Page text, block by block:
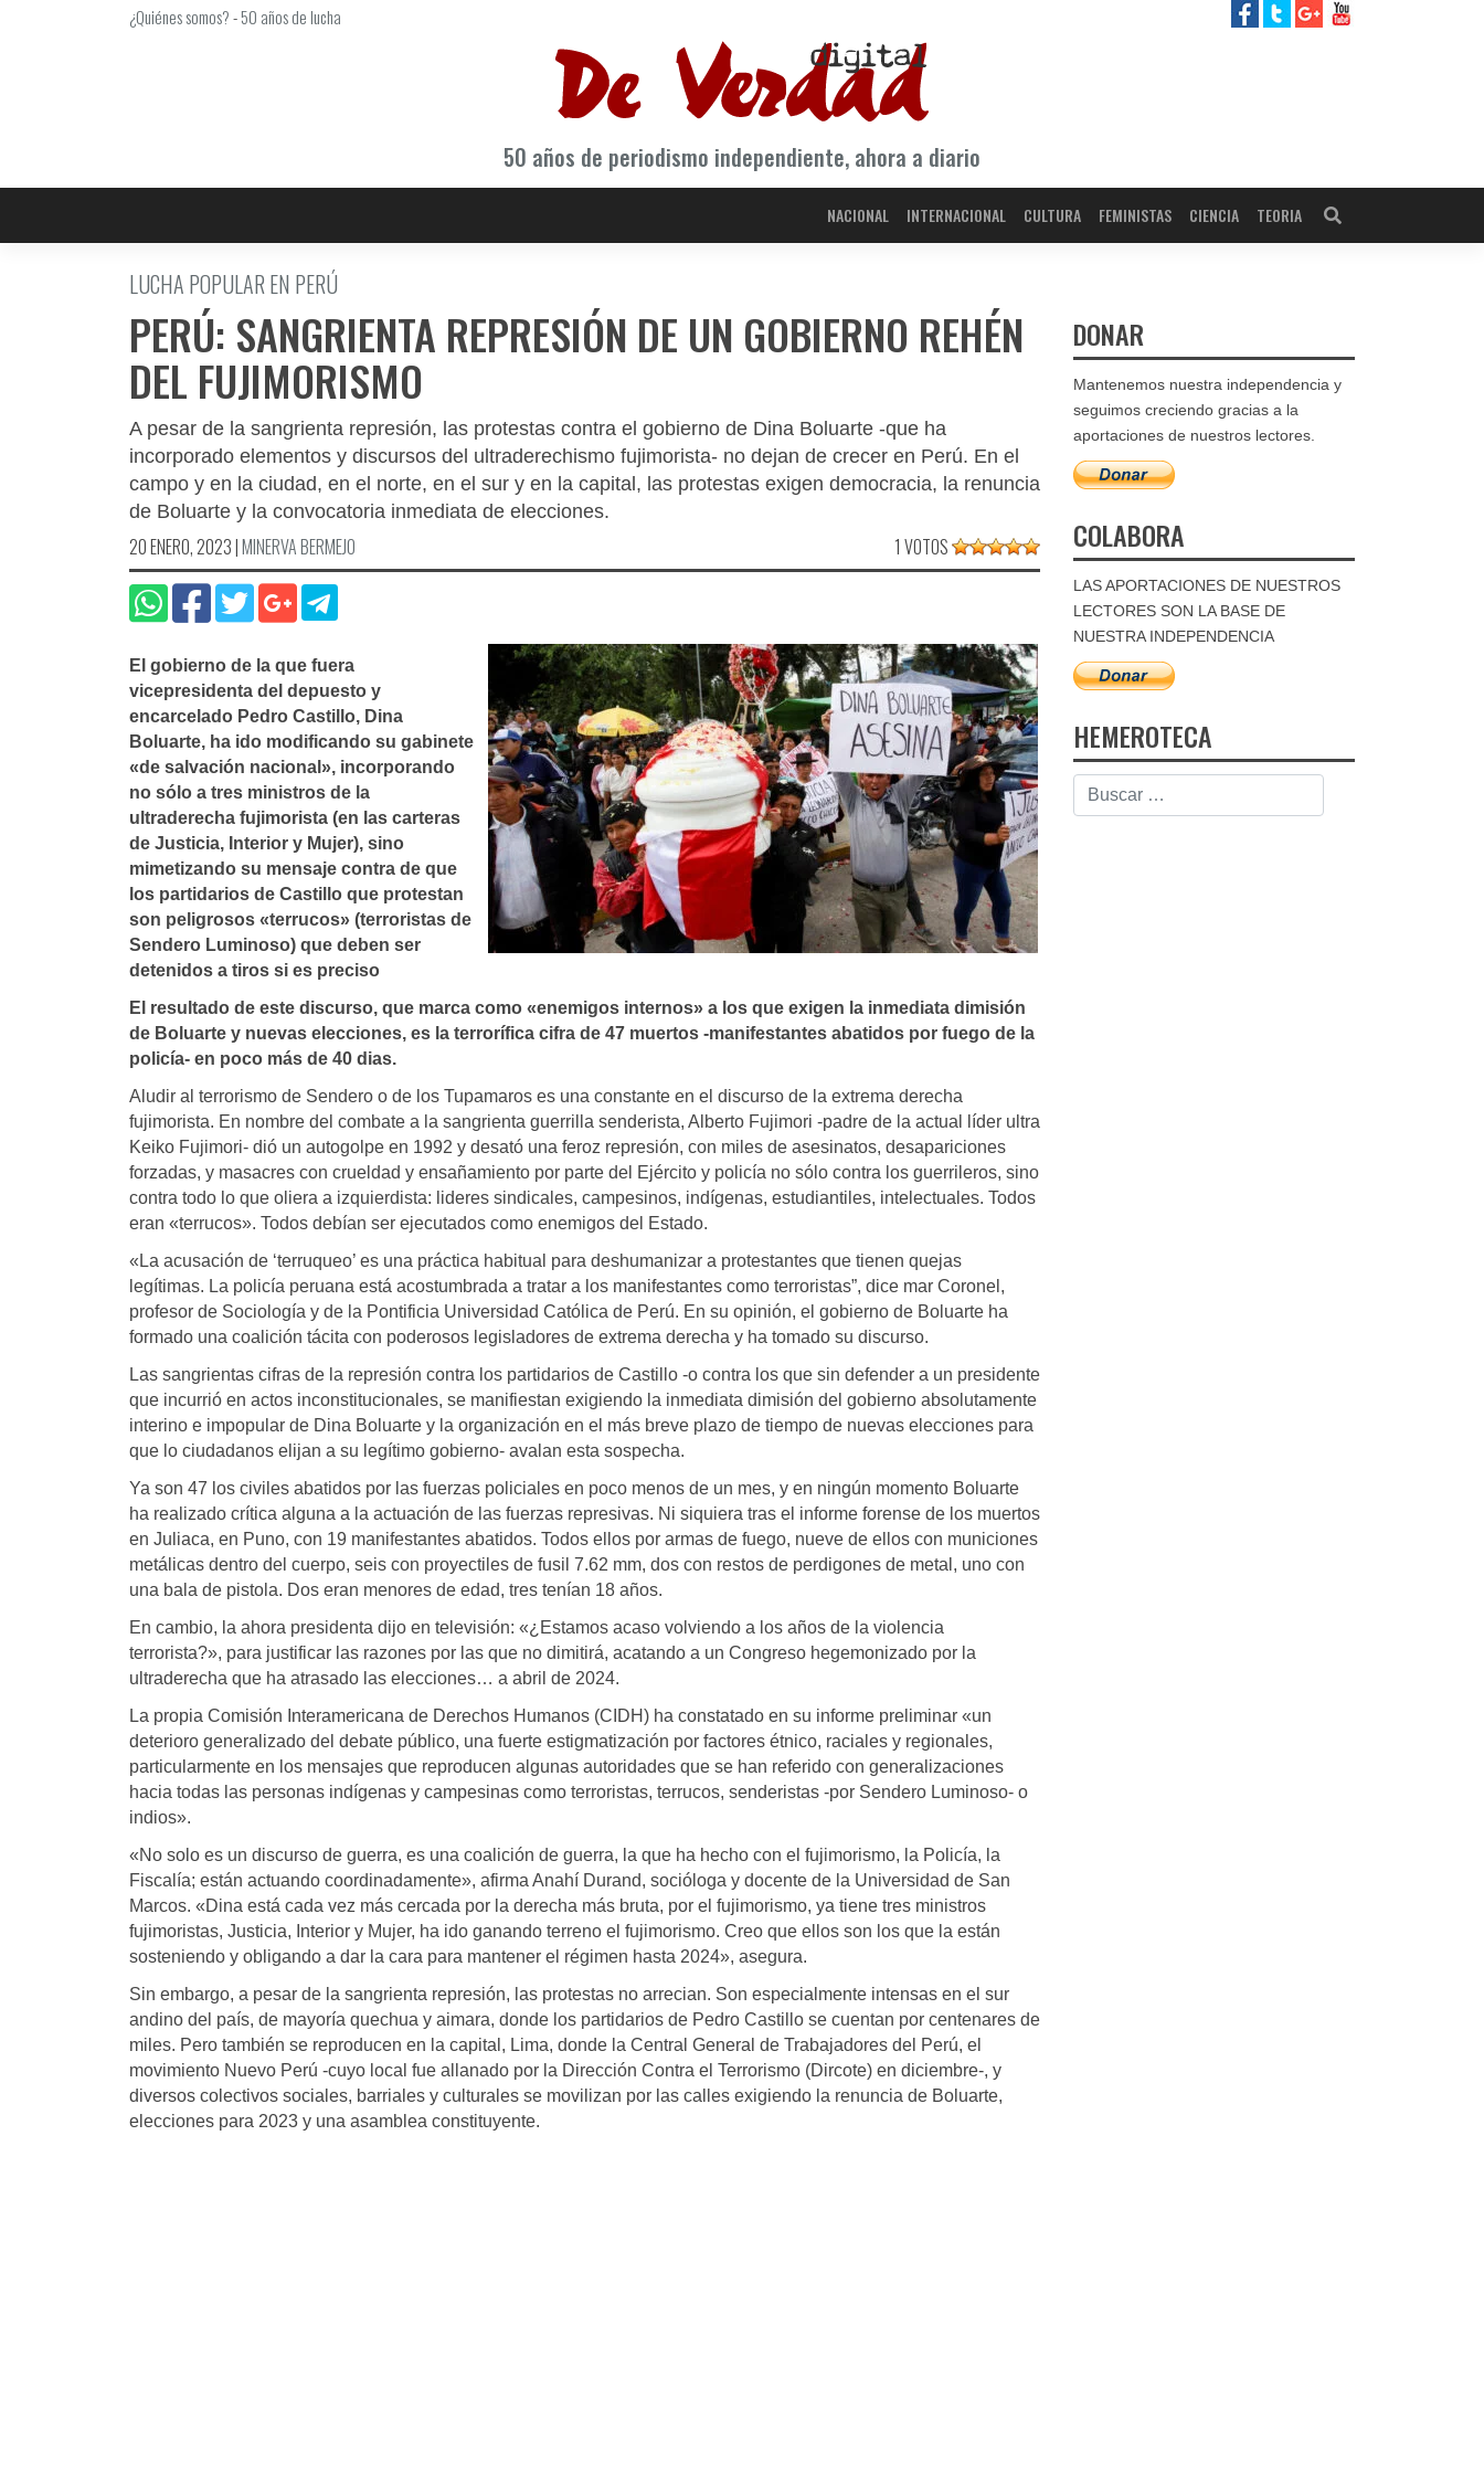
¿Quiénes somos?-50 años de lucha
50 años de periodismo independiente, ahora a diario
NACIONAL INTERNACIONAL CULTURA FEMINISTAS CIENCIA TEORIA
LUCHA POPULAR EN PERÚ
PERÚ: SANGRIENTA REPRESIÓN DE UN GOBIERNO REHÉN
DEL FUJIMORISMO
A pesar de la sangrienta represión, las protestas contra el gobierno de Dina Boluarte -que ha
incorporado elementos y discursos del ultraderechismo fujimorista- no dejan de crecer en Perú. En el
campo y en la ciudad, en el norte, en el sur y en la capital, las protestas exigen democracia, la renuncia
de Boluarte y la convocatoria inmediata de elecciones.
20 ENERO, 2023|MINERVA BERMEJO 1 VOTOS
El gobierno de la que fuera
vicepresidenta del depuesto y
encarcelado Pedro Castillo, Dina
Boluarte, ha ido modificando su gabinete
«de salvación nacional», incorporando
no sólo a tres ministros de la
ultraderecha fujimorista (en las carteras
de Justicia, Interior y Mujer), sino
mimetizando su mensaje contra de que
los partidarios de Castillo que protestan
son peligrosos «terrucos» (terroristas de
Sendero Luminoso) que deben ser
detenidos a tiros si es preciso
El resultado de este discurso, que marca como «enemigos internos» a los que exigen la inmediata dimisión
de Boluarte y nuevas elecciones, es la terrorífica cifra de 47 muertos -manifestantes abatidos por fuego de la
policía- en poco más de 40 dias.
Aludir al terrorismo de Sendero o de los Tupamaros es una constante en el discurso de la extrema derecha
fujimorista. En nombre del combate a la sangrienta guerrilla senderista, Alberto Fujimori -padre de la actual líder ultra
Keiko Fujimori- dió un autogolpe en 1992 y desató una feroz represión, con miles de asesinatos, desapariciones
forzadas, y masacres con crueldad y ensañamiento por parte del Ejército y policía no sólo contra los guerrileros, sino
contra todo lo que oliera a izquierdista: lideres sindicales, campesinos, indígenas, estudiantiles, intelectuales. Todos
eran «terrucos». Todos debían ser ejecutados como enemigos del Estado.
«La acusación de ‘terruqueo’ es una práctica habitual para deshumanizar a protestantes que tienen quejas
legítimas. La policía peruana está acostumbrada a tratar a los manifestantes como terroristas”, dice mar Coronel,
profesor de Sociología y de la Pontificia Universidad Católica de Perú. En su opinión, el gobierno de Boluarte ha
formado una coalición tácita con poderosos legisladores de extrema derecha y ha tomado su discurso.
Las sangrientas cifras de la represión contra los partidarios de Castillo -o contra los que sin defender a un presidente
que incurrió en actos inconstitucionales, se manifiestan exigiendo la inmediata dimisión del gobierno absolutamente
interino e impopular de Dina Boluarte y la organización en el más breve plazo de tiempo de nuevas elecciones para
que lo ciudadanos elijan a su legítimo gobierno- avalan esta sospecha.
Ya son 47 los civiles abatidos por las fuerzas policiales en poco menos de un mes, y en ningún momento Boluarte
ha realizado crítica alguna a la actuación de las fuerzas represivas. Ni siquiera tras el informe forense de los muertos
en Juliaca, en Puno, con 19 manifestantes abatidos. Todos ellos por armas de fuego, nueve de ellos con municiones
metálicas dentro del cuerpo, seis con proyectiles de fusil 7.62 mm, dos con restos de perdigones de metal, uno con
una bala de pistola. Dos eran menores de edad, tres tenían 18 años.
En cambio, la ahora presidenta dijo en televisión: «¿Estamos acaso volviendo a los años de la violencia
terrorista?», para justificar las razones por las que no dimitirá, acatando a un Congreso hegemonizado por la
ultraderecha que ha atrasado las elecciones… a abril de 2024.
La propia Comisión Interamericana de Derechos Humanos (CIDH) ha constatado en su informe preliminar «un
deterioro generalizado del debate público, una fuerte estigmatización por factores étnico, raciales y regionales,
particularmente en los mensajes que reproducen algunas autoridades que se han referido con generalizaciones
hacia todas las personas indígenas y campesinas como terroristas, terrucos, senderistas -por Sendero Luminoso- o
indios».
«No solo es un discurso de guerra, es una coalición de guerra, la que ha hecho con el fujimorismo, la Policía, la
Fiscalía; están actuando coordinadamente», afirma Anahí Durand, socióloga y docente de la Universidad de San
Marcos. «Dina está cada vez más cercada por la derecha más bruta, por el fujimorismo, ya tiene tres ministros
fujimoristas, Justicia, Interior y Mujer, ha ido ganando terreno el fujimorismo. Creo que ellos son los que la están
sosteniendo y obligando a dar la cara para mantener el régimen hasta 2024», asegura.
Sin embargo, a pesar de la sangrienta represión, las protestas no arrecian. Son especialmente intensas en el sur
andino del país, de mayoría quechua y aimara, donde los partidarios de Pedro Castillo se cuentan por centenares de
miles. Pero también se reproducen en la capital, Lima, donde la Central General de Trabajadores del Perú, el
movimiento Nuevo Perú -cuyo local fue allanado por la Dirección Contra el Terrorismo (Dircote) en diciembre-, y
diversos colectivos sociales, barriales y culturales se movilizan por las calles exigiendo la renuncia de Boluarte,
elecciones para 2023 y una asamblea constituyente.
DONAR
Mantenemos nuestra independencia y
seguimos creciendo gracias a la
aportaciones de nuestros lectores.
COLABORA
LAS APORTACIONES DE NUESTROS
LECTORES SON LA BASE DE
NUESTRA INDEPENDENCIA
HEMEROTECA